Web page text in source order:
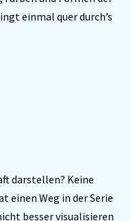
einmal quer durch’s
darstellen? Keine
einen Weg in der Serie
besser visualisieren